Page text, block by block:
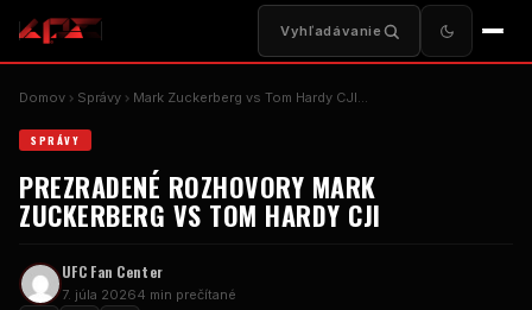
Vyhľadávanie
Domov Správy Mark Zuckerberg vs Tom Hardy CJI...
SPRÁVY
PREZRADENÉ ROZHOVORY MARK
ZUCKERBERG VS TOM HARDY CJI
UFCFan Center
7. júla 20264 min prečítané